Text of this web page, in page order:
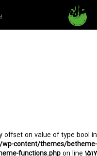
offset on value of type bool in
content/themes/betheme-
functions.phpon line 1517